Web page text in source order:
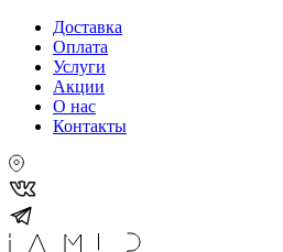
Доставка
Оплата
Услуги
Акции
О нас
Контакты